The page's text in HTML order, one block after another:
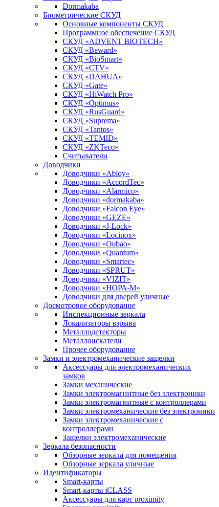
Dormakaba
Биометрические СКУД
Основные компоненты СКУД
Программное обеспечение СКУД
СКУД «ADVENT BIOTECH»
СКУД «Beward»
СКУД «BioSmart»
СКУД «CTV»
СКУД «DAHUA»
СКУД «Gate»
СКУД «HiWatch Pro»
СКУД «Optimus»
СКУД «RusGuard»
СКУД «Suprema»
СКУД «Tantos»
СКУД «TEMID»
СКУД «ZKTeco»
Считыватели
Доводчики
Доводчики «Abloy»
Доводчики «AccordTec»
Доводчики «Alarmico»
Доводчики «dormakaba»
Доводчики «Falcon Eye»
Доводчики «GEZE»
Доводчики «J-Lock»
Доводчики «Locinox»
Доводчики «Oubao»
Доводчики «Quantum»
Доводчики «Smartec»
Доводчики «SPRUT»
Доводчики «VIZIT»
Доводчики «НОРА-М»
Доводчики для дверей уличные
Досмотровое оборудование
Инспекционные зеркала
Локализаторы взрыва
Металлодетекторы
Металлоискатели
Прочее оборудование
Замки и электромеханические защелки
Аксессуары для электромеханических
замков
Замки механические
Замки электромагнитные без электроники
Замки электромагнитные с контроллерами
Замки электромеханические без электроники
Замки электромеханические с
контроллерами
Защелки электромеханические
Зеркала безопасности
Обзорные зеркала для помещения
Обзорные зеркала уличные
Идентификаторы
Smart-карты
Smart-карты iCLASS
Аксессуары для карт proximitу